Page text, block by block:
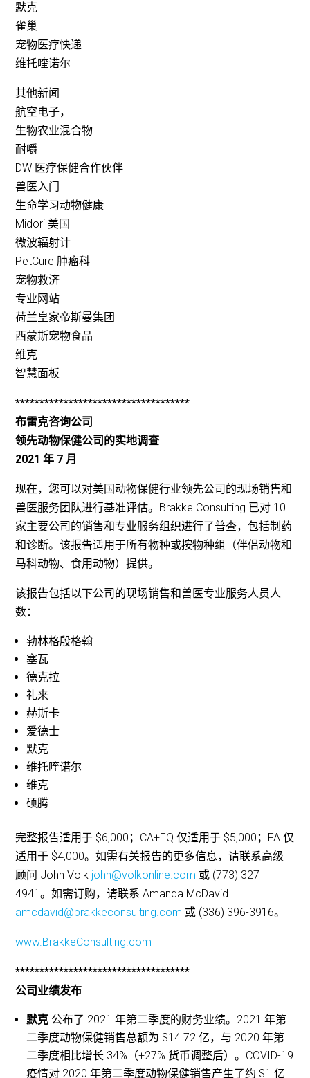
默克
雀巢
宠物医疗快递
维托喹诺尔
其他新闻
航空电子，
生物农业混合物
耐嚼
DW 医疗保健合作伙伴
兽医入门
生命学习动物健康
Midori 美国
微波辐射计
PetCure 肿瘤科
宠物救济
专业网站
荷兰皇家帝斯曼集团
西蒙斯宠物食品
维克
智慧面板
************************************
布雷克咨询公司
领先动物保健公司的实地调查
2021 年 7 月
现在，您可以对美国动物保健行业领先公司的现场销售和
兽医服务团队进行基准评估。Brakke Consulting 已对 10
家主要公司的销售和专业服务组织进行了普查，包括制药
和诊断。该报告适用于所有物种或按物种组（伴侣动物和
马科动物、食用动物）提供。
该报告包括以下公司的现场销售和兽医专业服务人员人
数：
勃林格殷格翰
塞瓦
德克拉
礼来
赫斯卡
爱德士
默克
维托喹诺尔
维克
硕腾
完整报告适用于 $6,000；CA+EQ 仅适用于 $5,000；FA 仅
适用于 $4,000。如需有关报告的更多信息，请联系高级
顾问 John Volk john@volkonline.com 或 (773) 327-
4941。如需订购，请联系 Amanda McDavid
amcdavid@brakkeconsulting.com 或 (336) 396-3916。
www.BrakkeConsulting.com
************************************
公司业绩发布
默克 公布了 2021 年第二季度的财务业绩。2021 年第
二季度动物保健销售总额为 $14.72 亿，与 2020 年第
二季度相比增长 34%（+27% 货币调整后）。COVID-19
疫情对 2020 年第二季度动物保健销售产生了约 $1 亿